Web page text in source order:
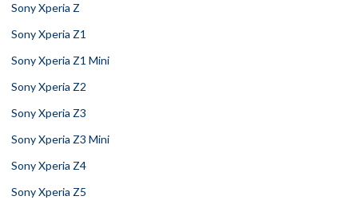
Sony Xperia Z
Sony Xperia Z1
Sony Xperia Z1 Mini
Sony Xperia Z2
Sony Xperia Z3
Sony Xperia Z3 Mini
Sony Xperia Z4
Sony Xperia Z5